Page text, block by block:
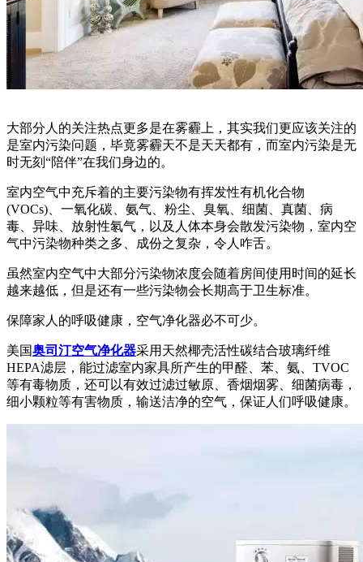
大部分人的关注热点更多是在雾霾上，其实我们更应该关注的
是室内污染问题，毕竟雾霾天不是天天都有，而室内污染是无
时无刻“陪伴”在我们身边的。
室内空气中充斥着的主要污染物有挥发性有机化合物
(VOCs)、一氧化碳、氨气、粉尘、臭氧、细菌、真菌、病
毒、异味、放射性氡气，以及人体本身会散发污染物，室内空
气中污染物种类之多、成份之复杂，令人咋舌。
虽然室内空气中大部分污染物浓度会随着房间使用时间的延长
越来越低，但是还有一些污染物会长期高于卫生标准。
保障家人的呼吸健康，空气净化器必不可少。
美国奥司汀空气净化器采用天然椰壳活性碳结合玻璃纤维
HEPA滤层，能过滤室内家具所产生的甲醛、苯、氨、TVOC
等有毒物质，还可以有效过滤过敏原、香烟烟雾、细菌病毒，
细小颗粒等有害物质，输送洁净的空气，保证人们呼吸健康。